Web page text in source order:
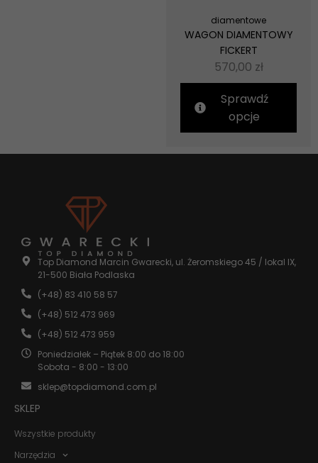
diamentowe
WAGON DIAMENTOWY
FICKERT
570,00 zł
Sprawdź
opcje
Top Diamond Marcin Gwarecki, ul. Żeromskiego 45 / lokal IX,
21-500 Biała Podlaska
(+48) 83 410 58 57
(+48) 512 473 969
(+48) 512 473 959
Poniedziałek – Piątek 8:00 do 18:00
Sobota - 8:00 - 13:00
sklep@topdiamond.com.pl
SKLEP
Wszystkie produkty
Narzędzia